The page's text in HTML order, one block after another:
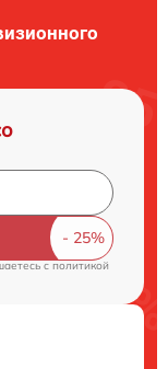
cполитикой